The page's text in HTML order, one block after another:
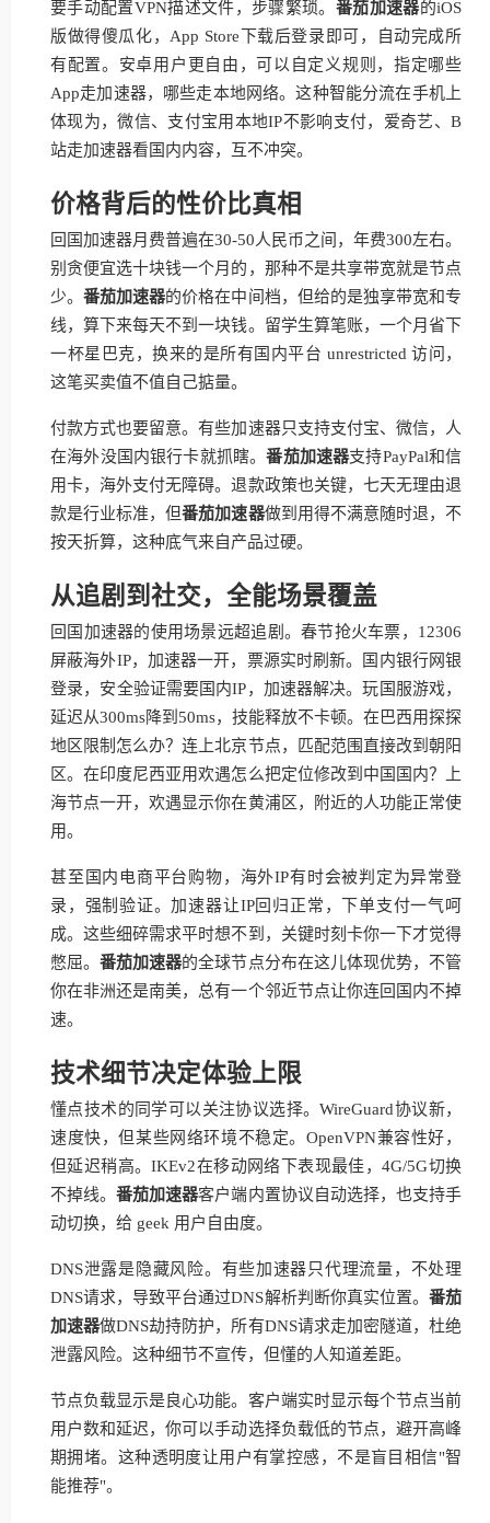
要手动配置VPN描述文件，步骤繁琐。 番茄加速器的iOS
版做得傻瓜化，App Store下载后登录即可，自动完成所
有配置。安卓用户更自由，可以自定义规则，指定哪些
App走加速器，哪些走本地网络。这种智能分流在手机上
体现为，微信、支付宝用本地IP不影响支付，爱奇艺、B
站走加速器看国内内容，互不冲突。
价格背后的性价比真相
回国加速器月费普遍在30-50人民币之间，年费300左右。
别贪便宜选十块钱一个月的，那种不是共享带宽就是节点
少。番茄加速器的价格在中间档，但给的是独享带宽和专
线，算下来每天不到一块钱。留学生算笔账，一个月省下
一杯星巴克，换来的是所有国内平台 unrestricted 访问，
这笔买卖值不值自己掂量。
付款方式也要留意。有些加速器只支持支付宝、微信，人
在海外没国内银行卡就抓瞎。番茄加速器支持PayPal和信
用卡，海外支付无障碍。退款政策也关键，七天无理由退
款是行业标准，但番茄加速器做到用得不满意随时退，不
按天折算，这种底气来自产品过硬。
从追剧到社交，全能场景覆盖
回国加速器的使用场景远超追剧。春节抢火车票，12306
屏蔽海外IP，加速器一开，票源实时刷新。国内银行网银
登录，安全验证需要国内IP，加速器解决。玩国服游戏，
延迟从300ms降到50ms，技能释放不卡顿。在巴西用探探
地区限制怎么办？连上北京节点，匹配范围直接改到朝阳
区。在印度尼西亚用欢遇怎么把定位修改到中国国内？上
海节点一开，欢遇显示你在黄浦区，附近的人功能正常使
用。
甚至国内电商平台购物，海外IP有时会被判定为异常登
录，强制验证。加速器让IP回归正常，下单支付一气呵
成。这些细碎需求平时想不到，关键时刻卡你一下才觉得
憋屈。番茄加速器的全球节点分布在这儿体现优势，不管
你在非洲还是南美，总有一个邻近节点让你连回国内不掉
速。
技术细节决定体验上限
懂点技术的同学可以关注协议选择。WireGuard协议新，
速度快，但某些网络环境不稳定。OpenVPN兼容性好，
但延迟稍高。IKEv2在移动网络下表现最佳，4G/5G切换
不掉线。番茄加速器客户端内置协议自动选择，也支持手
动切换，给 geek 用户自由度。
DNS泄露是隐藏风险。有些加速器只代理流量，不处理
DNS请求，导致平台通过DNS解析判断你真实位置。 番茄
加速器做DNS劫持防护，所有DNS请求走加密隧道，杜绝
泄露风险。这种细节不宣传，但懂的人知道差距。
节点负载显示是良心功能。客户端实时显示每个节点当前
用户数和延迟，你可以手动选择负载低的节点，避开高峰
期拥堵。这种透明度让用户有掌控感，不是盲目相信"智
能推荐"。